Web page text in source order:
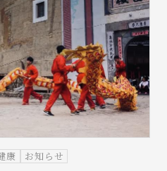
康 お知らせ